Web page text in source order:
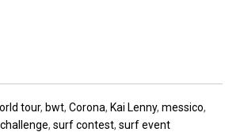
tour, bwt, Corona, Kai Lenny, messico,
, surf contest, surf event